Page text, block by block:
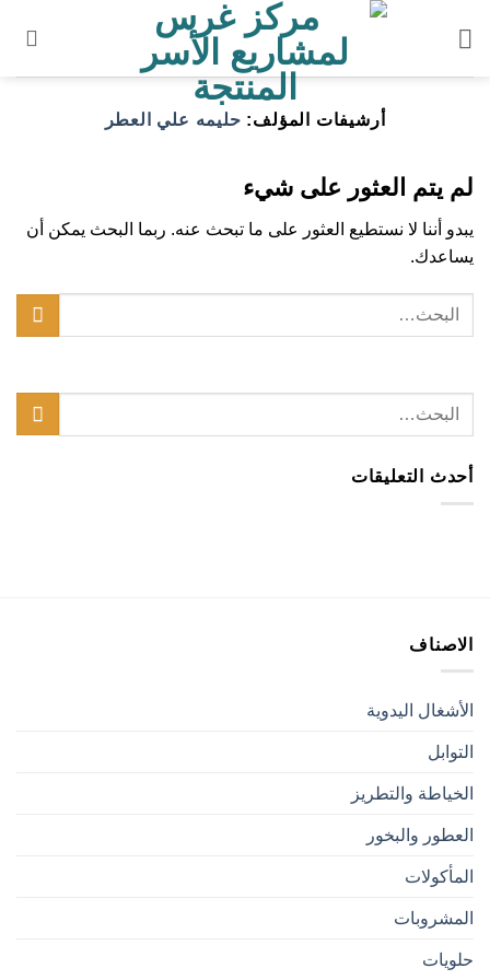
أرشيفات المؤلف: حليمه علي العطر
لم يتم العثور على شيء
يبدو أننا لا نستطيع العثور على ما تبحث عنه. ربما البحث يمكن أن
يساعدك.
أحدث التعليقات
الاصناف
الأشغال اليدوية
التوابل
الخياطة والتطريز
العطور والبخور
المأكولات
المشروبات
حلويات